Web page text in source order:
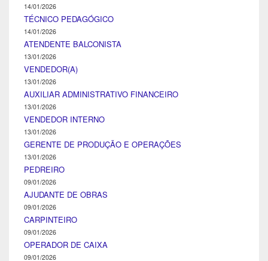
14/01/2026
TÉCNICO PEDAGÓGICO
14/01/2026
ATENDENTE BALCONISTA
13/01/2026
VENDEDOR(A)
13/01/2026
AUXILIAR ADMINISTRATIVO FINANCEIRO
13/01/2026
VENDEDOR INTERNO
13/01/2026
GERENTE DE PRODUÇÃO E OPERAÇÕES
13/01/2026
PEDREIRO
09/01/2026
AJUDANTE DE OBRAS
09/01/2026
CARPINTEIRO
09/01/2026
OPERADOR DE CAIXA
09/01/2026